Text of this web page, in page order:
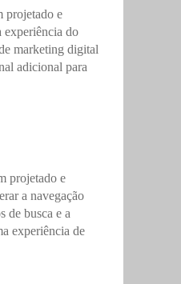
projetado e
experiência do
marketing digital
adicional para
projetado e
a navegação
de busca e a
experiência de